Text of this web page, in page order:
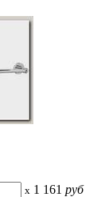
x 1 161 руб